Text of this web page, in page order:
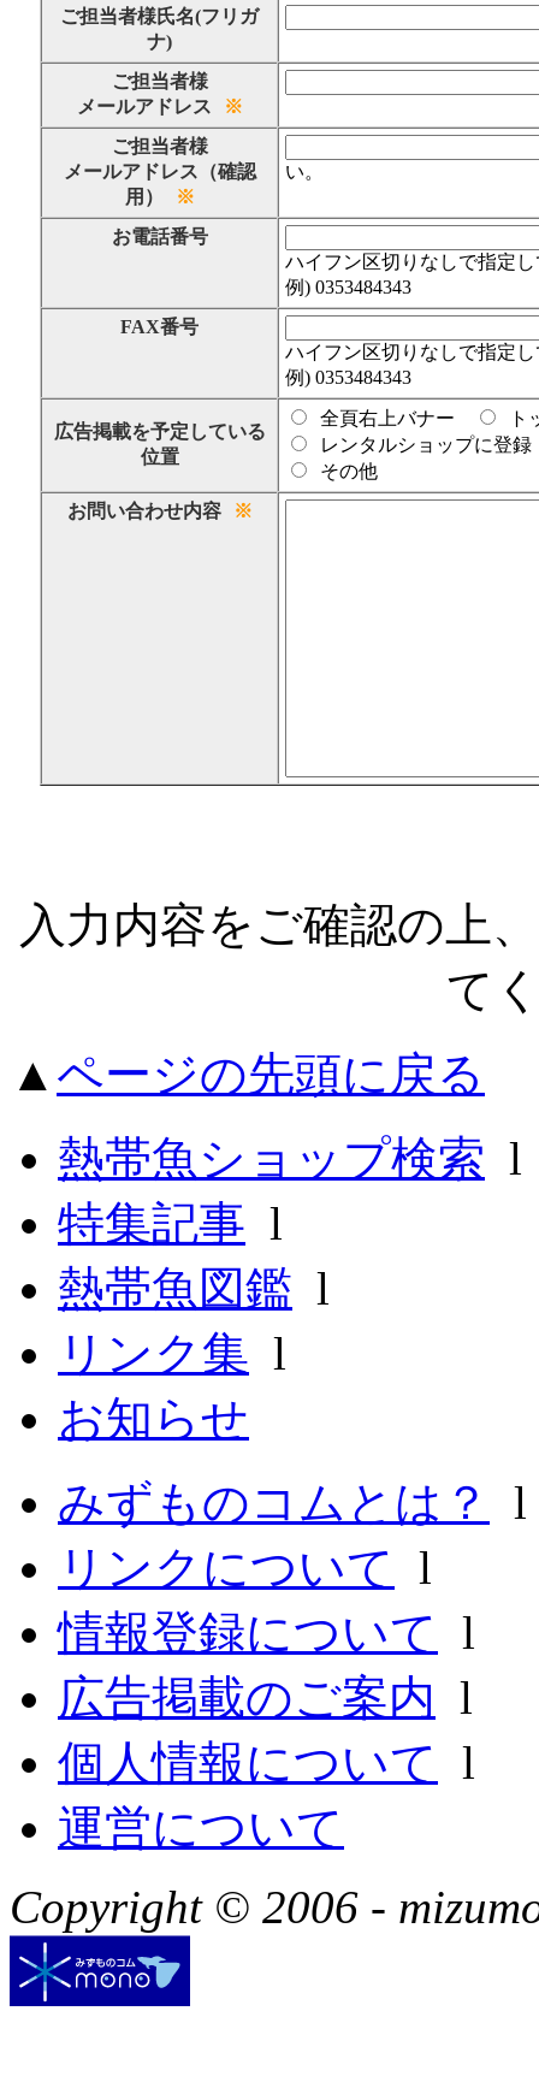
ご担当者様氏名(フリガ
ナ)
ご担当者様
メールアドレス
※
ご担当者様
メールアドレス（確認
用）
※
い。
お電話番号
ハイフン区切りなしで指定
例) 0353484343
FAX番号
ハイフン区切りなしで指定
例) 0353484343
広告掲載を予定している
位置
全頁右上バナー
ト
レンタルショップに登録
その他
お問い合わせ内容
※
入力内容をご確認の上
て
▲ ページの先頭に戻る
熱帯魚ショップ検索
特集記事 l
熱帯魚図鑑 l
リンク集 l
お知らせ
みずものコムとは？
リンクについて l
情報登録について l
広告掲載のご案内 l
個人情報について l
運営について
Copyright © 2006 -